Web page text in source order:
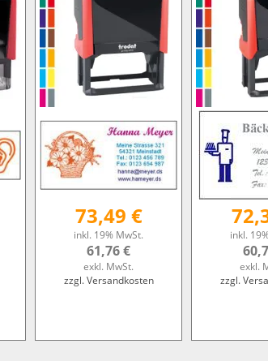
73,49 €
inkl. 19% MwSt.
61,76 €
exkl. MwSt.
zzgl. Versandkosten
inkl.
exkl.
zzgl.